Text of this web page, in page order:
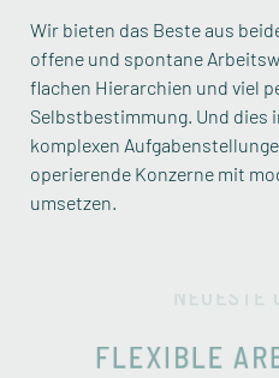
Wir bieten das Beste aus
offene und spontane
flachen Hierarchien und viel
Selbstbestimmung. Und dies
komplexen
operierende Konzerne mit
umsetzen.